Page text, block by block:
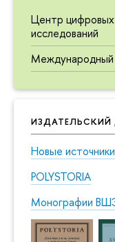
Центр цифровых
исследований
Международный
Новые
POLYSTORIA
Монографии